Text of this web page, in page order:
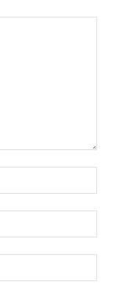
:*
:*
: